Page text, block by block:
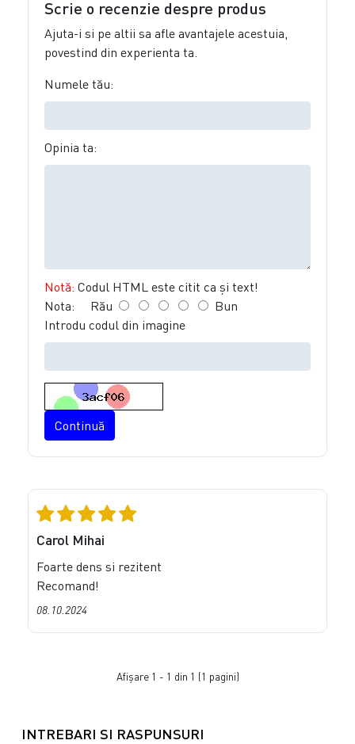
Scrie o recenzie despre produs
Ajuta-i si pe altii sa afle avantajele acestuia,
povestind din experienta ta.
Numele tău:
Opinia ta:
Notă: Codul HTML este citit ca şi text!
Nota: Rău
Bun
Introdu codul din imagine
Continuă
Carol Mihai
Foarte dens si rezitent
Recomand!
08.10.2024
Afişare 1 - 1 din 1 (1 pagini)
INTREBARI SI RASPUNSURI